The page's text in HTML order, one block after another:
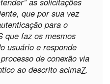
que por sua vez
para o
que faz os mesmos
usuário e responde
de conexão via
ao descrito acima7.